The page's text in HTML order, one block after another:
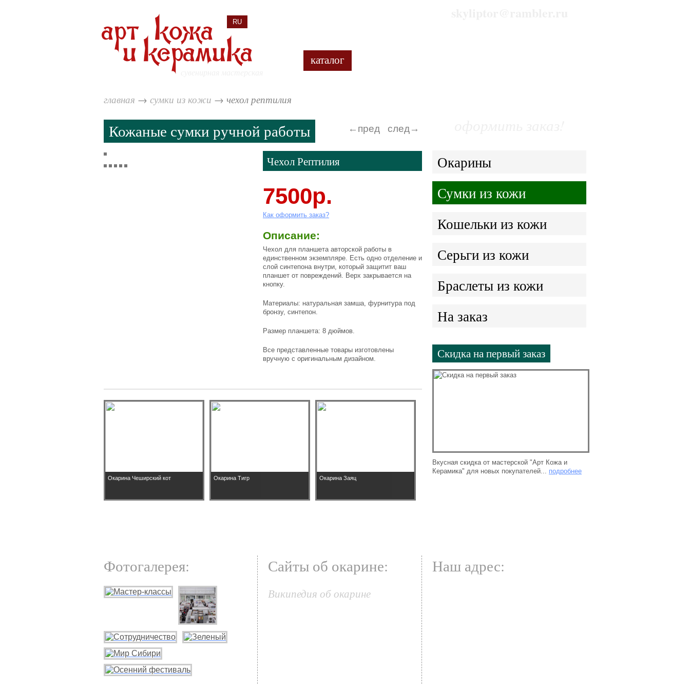
RU
каталог
главная → сумки из кожи → чехол рептилия
Кожаные сумки ручной работы ←пред след→
Чехол Рептилия
7500р.
Как оформить заказ?
Описание:
Чехол для планшета авторской работы в
единственном экземпляре. Есть одно отделение и
слой синтепона внутри, который защитит ваш
планшет от повреждений. Верх закрывается на
кнопку.
Материалы: натуральная замша, фурнитура под
бронзу, синтепон.
Размер планшета: 8 дюймов.
Все представленные товары изготовлены
вручную с оригинальным дизайном.
Окарина Чеширский кот Окарина Тигр Окарина Заяц
Окарины
Сумки из кожи
Кошельки из кожи
Серьги из кожи
Браслеты из кожи
На заказ
Скидка на первый заказ
Вкусная скидка от мастерской "Арт Кожа и
Керамика" для новых покупателей... подробнее
Фотогалерея: Сайты об окарине:
Википедия об окарине
Наш адрес: